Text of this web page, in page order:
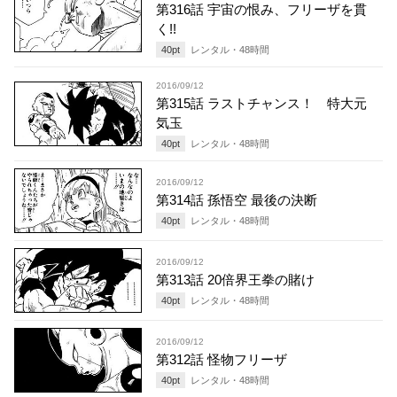
第316話 宇宙の恨み、フリーザを貫
く!!
40pt レンタル・ 48時間
2016/09/12
第315話 ラストチャンス！ 特大元
気玉
40pt レンタル・ 48時間
2016/09/12
第314話 孫悟空 最後の決断
40pt レンタル・ 48時間
2016/09/12
第313話 20倍界王拳の賭け
40pt レンタル・ 48時間
2016/09/12
第312話 怪物フリーザ
40pt レンタル・ 48時間